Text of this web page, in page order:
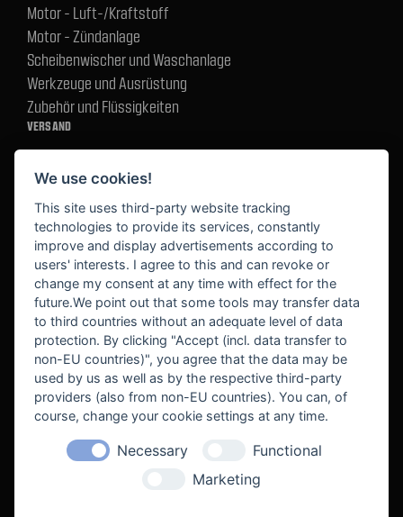
Motor - Luft-/Kraftstoff
Motor - Zündanlage
Scheibenwischer und Waschanlage
Werkzeuge und Ausrüstung
Zubehör und Flüssigkeiten
VERSAND
BEKANNT AUS
We use cookies!
This site uses third-party website tracking
technologies to provide its services, constantly
improve and display advertisements according to
users' interests. I agree to this and can revoke or
change my consent at any time with effect for the
future.We point out that some tools may transfer data
to third countries without an adequate level of data
protection. By clicking "Accept (incl. data transfer to
non-EU countries)", you agree that the data may be
used by us as well as by the respective third-party
providers (also from non-EU countries). You can, of
course, change your cookie settings at any time.
Necessary
Functional
Marketing